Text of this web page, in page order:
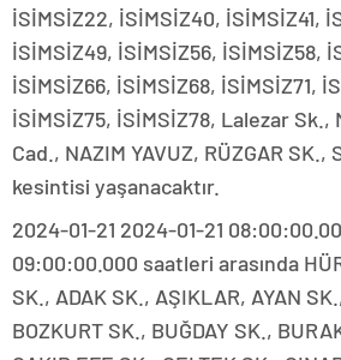
İSİMSİZ22, İSİMSİZ40, İSİMSİZ41,
İSİMSİZ49, İSİMSİZ56, İSİMSİZ58,
İSİMSİZ66, İSİMSİZ68, İSİMSİZ71,
İSİMSİZ75, İSİMSİZ78, Lalezar
Cad., NAZIM YAVUZ, RÜZGAR
kesintisi yaşanacaktır.
2024-01-21 2024-01-21
09:00:00.000 saatleri arasında
SK., ADAK SK., AŞIKLAR, AYAN
BOZKURT SK., BUĞDAY SK.,